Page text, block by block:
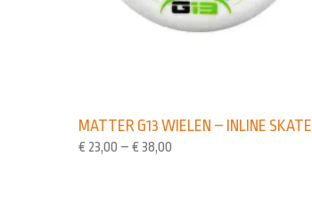
MATTER G13 WIELEN – INLINE SKATE
€ 23,00 – € 38,00